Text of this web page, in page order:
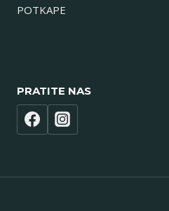
POTKAPE
PRATITE NAS